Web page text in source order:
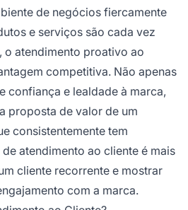
de negócios fiercamente
e serviços são cada vez
atendimento proativo ao
competitiva. Não apenas
confiança e lealdade à marca,
proposta de valor de um
consistentemente tem
atendimento ao cliente é mais
cliente recorrente e mostrar
com a marca.